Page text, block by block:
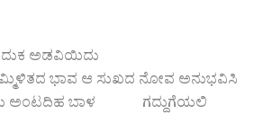
ಬದುಕ ಅಡವಿಯಿದು
ಭಾವ ಆ ಸುಖದ ನೋವ ಅನುಭವಿಸಿ
ಅಂಟದಿಹ ಬಾಳ ಗದ್ದುಗೆಯಲಿ